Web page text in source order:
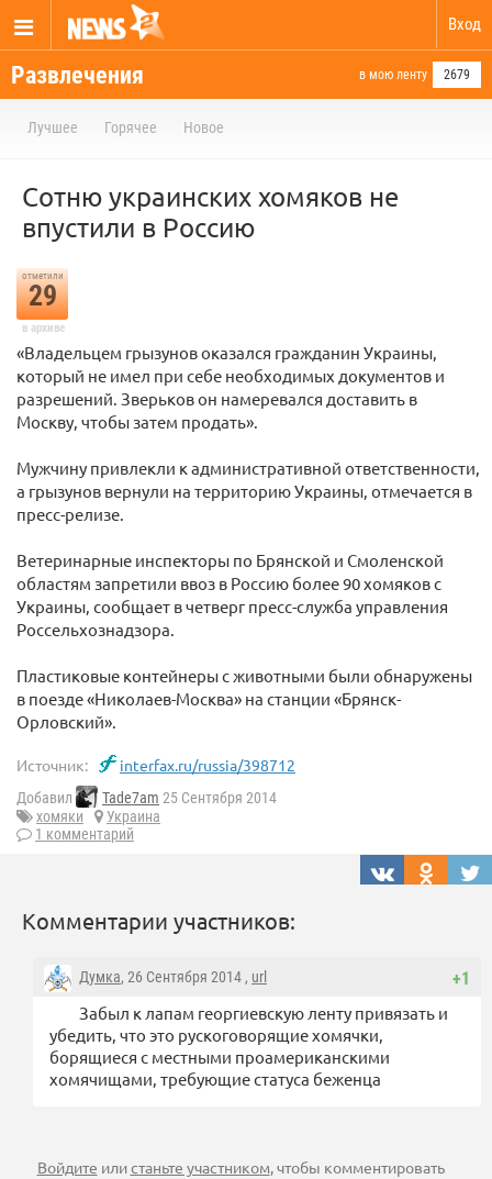
Вход
Развлечения в мою ленту 2679
Лучшее Горячее Новое
Сотню украинских хомяков не
впустили в Россию
отметили
29
в архиве
«Владельцем грызунов оказался гражданин Украины,
который не имел при себе необходимых документов и
разрешений. Зверьков он намеревался доставить в
Москву, чтобы затем продать».
Мужчину привлекли к административной ответственности,
а грызунов вернули на территорию Украины, отмечается в
пресс-релизе.
Ветеринарные инспекторы по Брянской и Смоленской
областям запретили ввоз в Россию более 90 хомяков с
Украины, сообщает в четверг пресс-служба управления
Россельхознадзора.
Пластиковые контейнеры с животными были обнаружены
в поезде «Николаев-Москва» на станции «Брянск-
Орловский».
Источник: interfax.ru/russia/398712
Добавил Tade7am 25 Сентября 2014
хомяки
Украина
1 комментарий
Комментарии участников:
+1
Думка, 26 Сентября 2014 , url
Забыл к лапам георгиевскую ленту привязать и
убедить, что это рускоговорящие хомячки,
борящиеся с местными проамериканскими
хомячищами, требующие статуса беженца
Войдите илистаньте участником, чтобы комментировать